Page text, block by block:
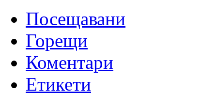
Посещавани
Горещи
Коментари
Етикети